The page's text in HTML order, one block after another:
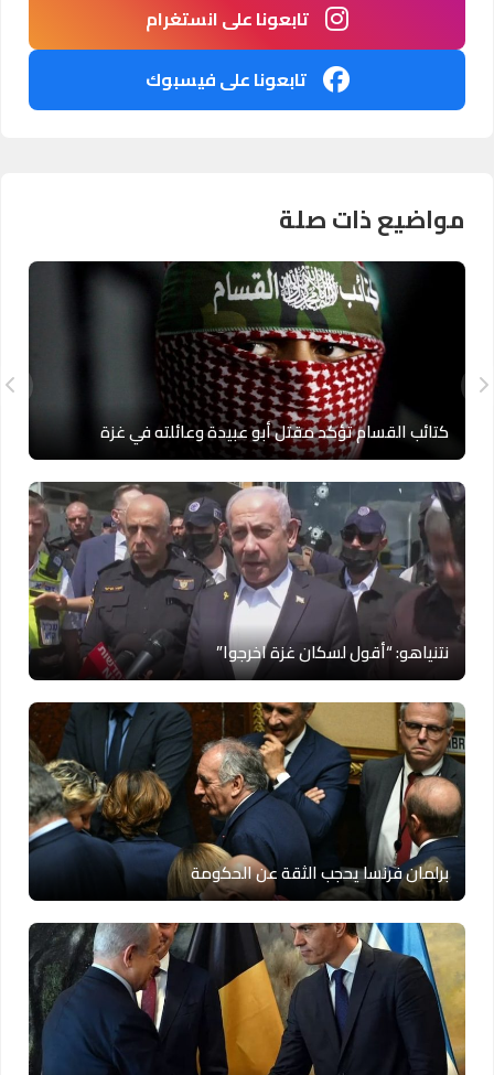
تابعونا على انستغرام
تابعونا على فيسبوك
مواضيع ذات صلة
كتائب القسام تؤكد مقتل أبو عبيدة وعائلته في غزة
نتنياهو: “أقول لسكان غزة اخرجوا”
برلمان فرنسا يحجب الثقة عن الحكومة